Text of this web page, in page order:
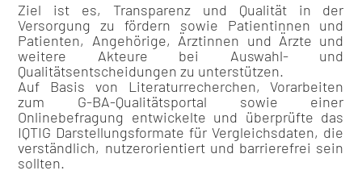
Ziel ist es, Transparenz und Qualität in der
Versorgung zu fördern sowie Patientinnen und
Patienten, Angehörige, Ärztinnen und Ärzte und
weitere Akteure bei Auswahl- und
Qualitätsentscheidungen zu unterstützen.
Auf Basis von Literaturrecherchen, Vorarbeiten
zum G-BA-Qualitätsportal sowie einer
Onlinebefragung entwickelte und überprüfte das
IQTIG Darstellungsformate für Vergleichsdaten, die
verständlich, nutzerorientiert und barrierefrei sein
sollten.